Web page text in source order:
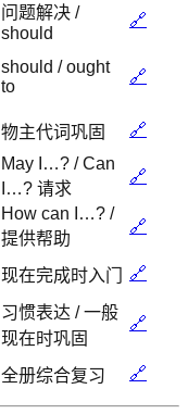
问题解决 /
should
🔗
should / ought
to
🔗
物主代词巩固 🔗
May I…? / Can
I…? 请求
🔗
How can I…? /
提供帮助
🔗
现在完成时入门 🔗
习惯表达 / 一般
现在时巩固
🔗
全册综合复习 🔗